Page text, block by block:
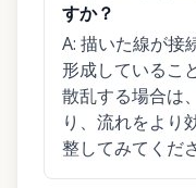
すか？
A: 描いた線が接
形成しているこ
散乱する場合は
り、流れをより
整してみてくだ